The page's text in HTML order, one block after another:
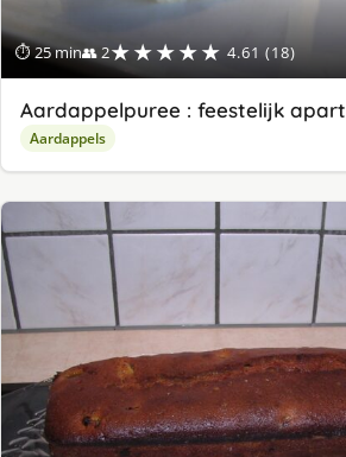
⏱ 25 min👥 2★★★★★ 4.61 (18)
Aardappelpuree : feestelijk apart
Aardappels